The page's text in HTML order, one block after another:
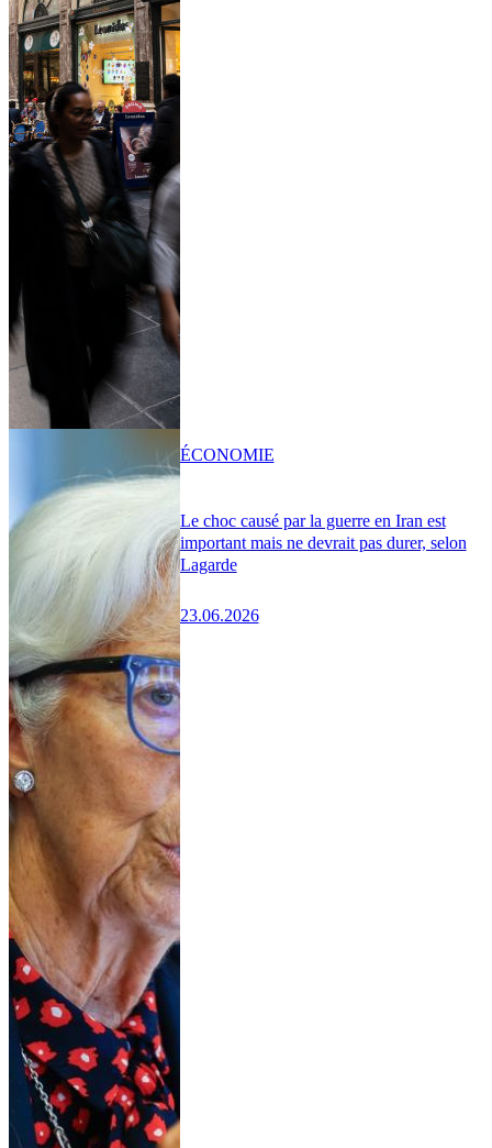
Le choc causé par la guerre en Iran est
important mais ne devrait pas durer, selon
Lagarde
23.06.2026
ÉCONOMIE